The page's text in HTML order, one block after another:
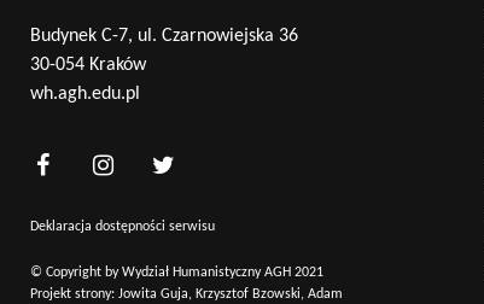
Budynek C-7, ul. Czarnowiejska 36
30-054 Kraków
wh.agh.edu.pl
Deklaracja dostępności serwisu
© Copyright by Wydział Humanistyczny AGH 2021
Projekt strony: Jowita Guja, Krzysztof Bzowski, Adam